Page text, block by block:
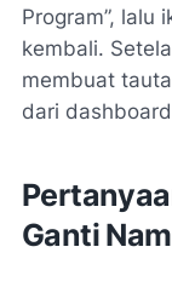
Program”, lalu
kembali.
membuat
dari
Ganti